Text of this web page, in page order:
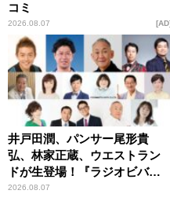
コミ
2026.08.07 AD
井戸田潤、パンサー尾形貴
弘、林家正蔵、ウエストラン
ドが生登場！『ラジオビバリ
ー昼ズ』
2026.08.07